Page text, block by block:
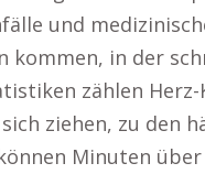
und
kommen, in der
zählen
ziehen, zu den
Minuten